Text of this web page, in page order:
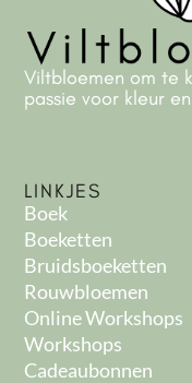
Viltbloemen om te
passie voor kleur
LINKJES
Boek
Boeketten
Bruidsboeketten
Rouwbloemen
Online Workshops
Workshops
Cadeaubonnen